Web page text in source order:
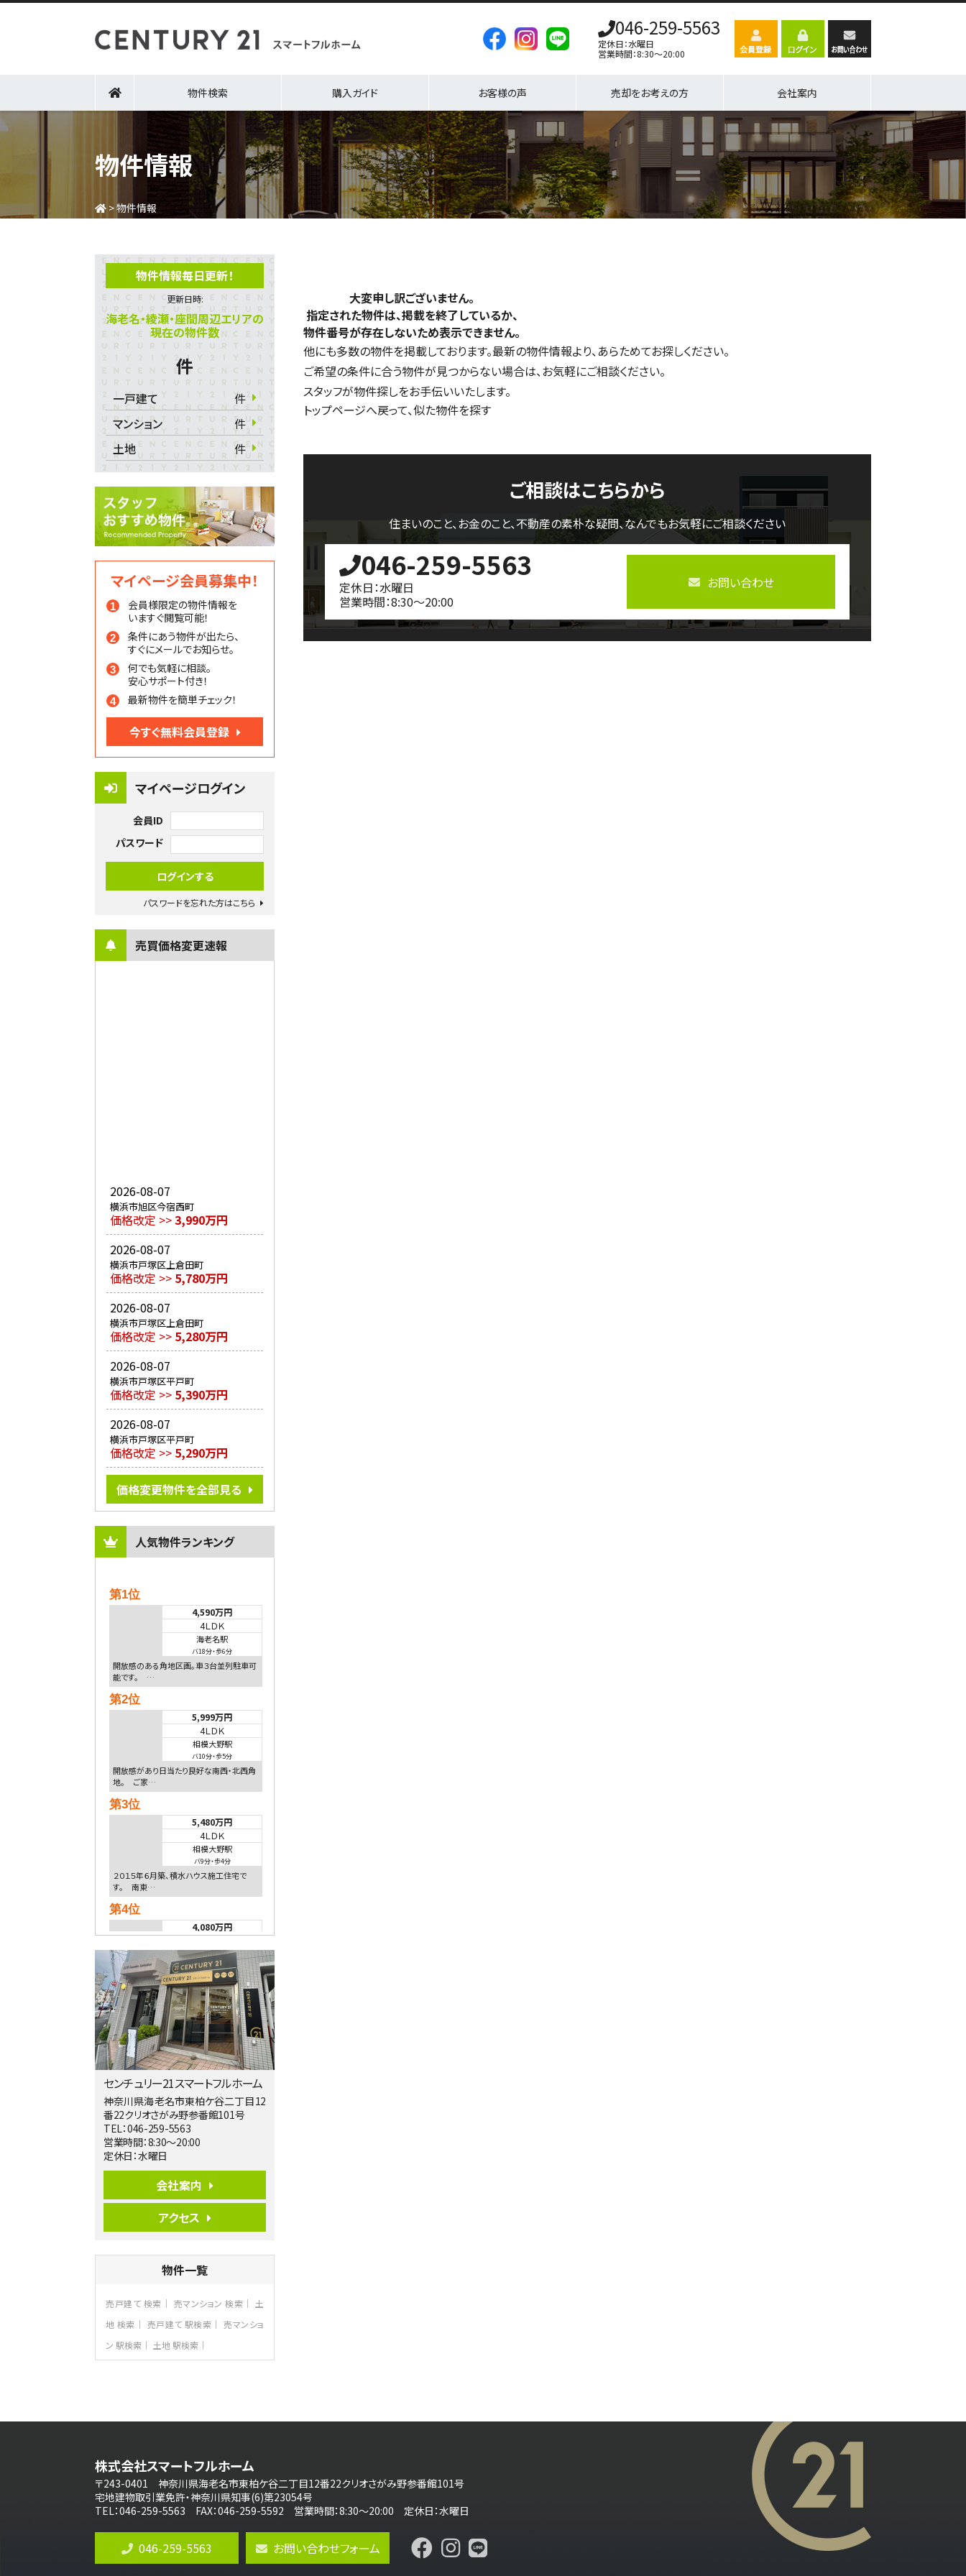
046-259-5563
定休日：水曜日
営業時間：8:30～20:00
物件検索 購入ガイド お客様の声 売却をお考えの方 会社案内
物件情報
>物件情報
物件情報毎日更新！
更新日時:
海老名・綾瀬・座間周辺エリアの
現在の物件数
件
一戸建て
件
マンション
件
土地
件
マイページ会員募集中！
会員様限定の物件情報を
いますぐ閲覧可能！
条件にあう物件が出たら、
すぐにメールでお知らせ。
何でも気軽に相談。
安心サポート付き！
最新物件を簡単チェック！
今すぐ無料会員登録
マイページログイン
会員ID
パスワード
パスワードを忘れた方はこちら
売買価格変更速報
2026-08-07
横浜市旭区今宿西町
価格改定 >>3,990万円
2026-08-07
横浜市戸塚区上倉田町
価格改定 >> 5,780万円
2026-08-07
横浜市戸塚区上倉田町
価格改定 >> 5,280万円
2026-08-07
横浜市戸塚区平戸町
価格改定 >> 5,390万円
2026-08-07
横浜市戸塚区平戸町
価格改定 >> 5,290万円
価格変更物件を全部見る
人気物件ランキング
第1位
4,590万円
4ＬＤＫ
海老名駅
バ18分・歩6分
開放感のある角地区画。車３台並列駐車可
能です。 …
第2位
5,999万円
4ＬＤＫ
相模大野駅
バ10分・歩5分
開放感があり日当たり良好な南西・北西角
地。 ご家…
第3位
5,480万円
4ＬＤＫ
相模大野駅
バ9分・歩4分
２０１５年６月築、積水ハウス施工住宅で
す。 南東…
第4位
4,080万円
淵野辺駅
歩17分
南側道路に面しており日当たり良好。 キ
ッチンから…
第5位
3,680万円
4ＬＤＫ
橋本駅
バ19分・歩8分
開放感があり日当たり良好な南西・北西角
地区画。 …
第6位
3,680万円
4ＳＬＤＫ
リビングダイニング部分の床暖房完備 車
並列2台駐…
4ＬＤＫ
さがみ野駅
る広さ…
第8位
3,598万円
4ＬＤＫ
4ＬＤＫ
桜ヶ丘駅
バ14分 ・歩4分
LDK約20帖とゆとりある広さ！WIC、SIC
の…
3,990万円
センチュリー21スマートフルホーム
神奈川県海老名市東柏ケ谷二丁目12
番22クリオさがみ野参番館101号
TEL：046-259-5563
営業時間：8:30～20:00
定休日：水曜日
会社案内
アクセス
物件一覧
売戸建て 検索 売マンション 検索
土
地 検索
売戸建て 駅検索
売マンショ
ン 駅検索
土地 駅検索
大変申し訳ございません。
指定された物件は、掲載を終了しているか、
物件番号が存在しないため表示できません。
他にも多数の物件を掲載しております。最新の物件情報より、あらためてお探しください。
ご希望の条件に合う物件が見つからない場合は、お気軽にご相談ください。
スタッフが物件探しをお手伝いいたします。
トップページへ戻って、似た物件を探す
ご相談はこちらから
住まいのこと、お金のこと、不動産の素朴な疑問、なんでもお気軽にご相談ください
046-259-5563
定休日：水曜日
営業時間：8:30～20:00
お問い合わせ
株式会社スマートフルホーム
〒243-0401 神奈川県海老名市東柏ケ谷二丁目12番22クリオさがみ野参番館101号
宅地建物取引業免許・神奈川県知事(6)第23054号
TEL：046-259-5563 FAX：046-259-5592 営業時間：8:30～20:00 定休日：水曜日
046-259-5563 お問い合わせフォーム